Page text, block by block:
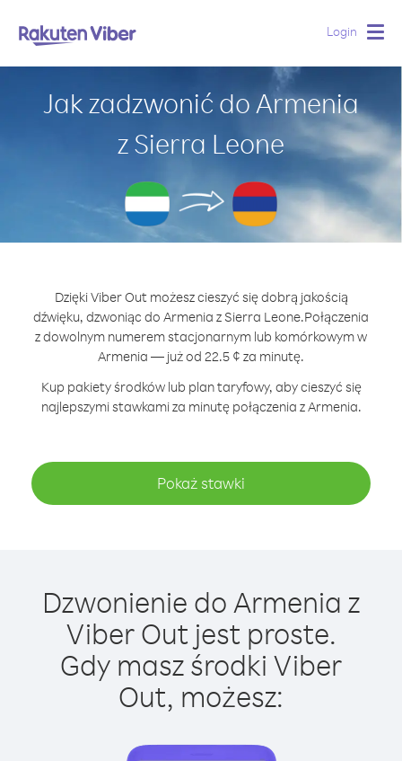
Login
Jak zadzwonić do Armenia
z Sierra Leone
Dzięki Viber Out możesz cieszyć się dobrą jakością
dźwięku, dzwoniąc do Armenia z Sierra Leone.Połączenia
z dowolnym numerem stacjonarnym lub komórkowym w
Armenia — już od 22.5 ¢ za minutę.
Kup pakiety środków lub plan taryfowy, aby cieszyć się
najlepszymi stawkami za minutę połączenia z Armenia.
Pokaż stawki
Dzwonienie do Armenia z
Viber Out jest proste.
Gdy masz środki Viber
Out, możesz: